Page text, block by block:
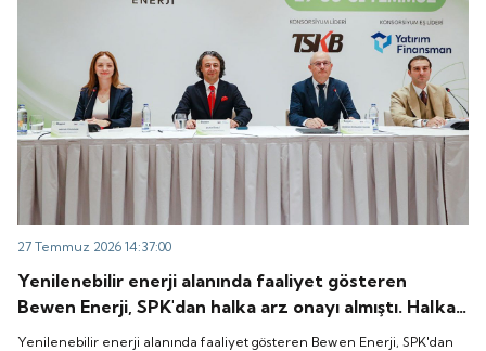
27 Temmuz 2026 14:37:00
Yenilenebilir enerji alanında faaliyet gösteren
Bewen Enerji, SPK'dan halka arz onayı almıştı. Halka
arz tarihi de belli oldu. İşte detaylar...
Yenilenebilir enerji alanında faaliyet gösteren Bewen Enerji, SPK'dan